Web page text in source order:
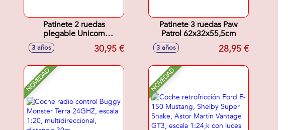
Patinete 2 ruedas
plegable Unicorn
76,5x26,5x61cm
3 años 30,95 €
Patinete 3 ruedas Paw
Patrol 62x32x55,5cm
3 años 28,95 €
NOVEDAD NOVEDAD